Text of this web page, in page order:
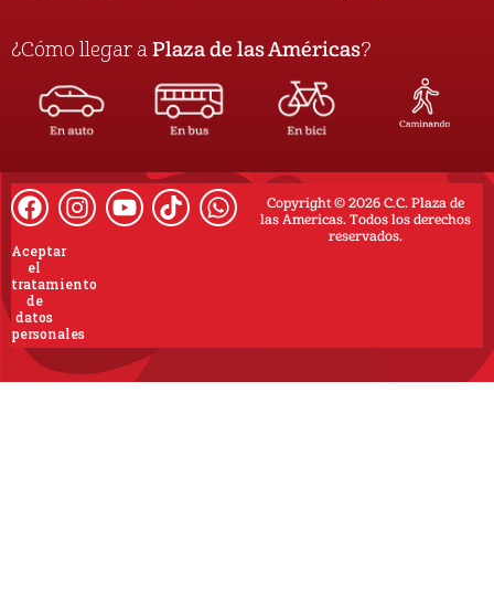
¿Cómo llegar a Plaza de las Américas?
Copyright © 2026 C.C. Plaza de
las Americas. Todos los derechos
reservados.
Aceptar
el
tratamiento
de
datos
personales